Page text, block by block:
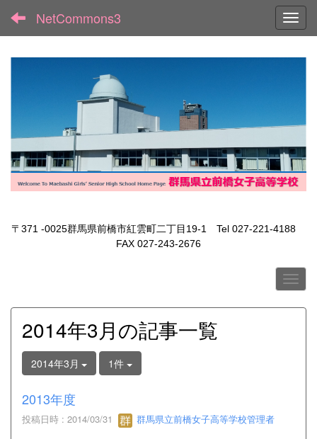
NetCommons3
〒371 -0025群馬県前橋市紅雲町二丁目19-1 Tel 027-221-4188
FAX 027-243-2676
2014年3月の記事一覧
2014年3月 1件
2013年度
投稿日時 : 2014/03/31 群馬県立前橋女子高等学校管理者